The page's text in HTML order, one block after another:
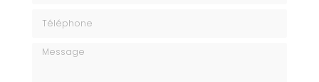
Message